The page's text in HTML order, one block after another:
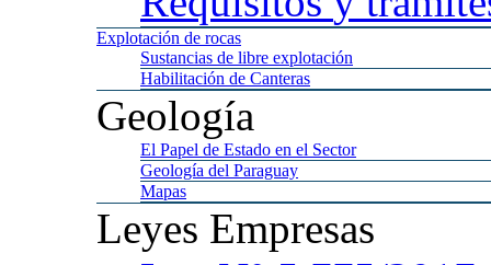
Explotación de rocas
Sustancias de libre explotación
Habilitación de Canteras
Geología
El Papel de Estado en el Sector
Geología del Paraguay
Mapas
Leyes Empresas